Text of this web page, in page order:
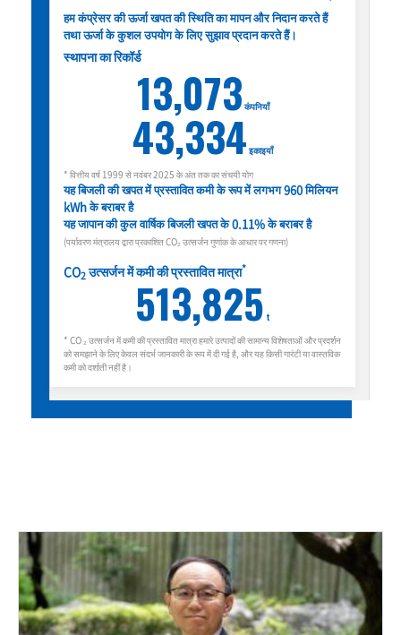
हम कंप्रेसर की ऊर्जा खपत की स्थिति का मापन और निदान करते हैं
तथा ऊर्जा के कुशल उपयोग के लिए सुझाव प्रदान करते हैं।
स्थापना का रिकॉर्ड
13,073 कंपनियाँ
43,334 इकाइयाँ
* वित्तीय वर्ष 1999 से नवंबर 2025 के अंत तक का संचयी योग
यह बिजली की खपत में प्रस्तावित कमी के रूप में लगभग 960 मिलियन
kWh के बराबर है
यह जापान की कुल वार्षिक बिजली खपत के 0.11% के बराबर है
(पर्यावरण मंत्रालय द्वारा प्रकाशित CO₂ उत्सर्जन गुणांक के आधार पर गणना)
CO2उत्सर्जन में कमी की प्रस्तावित मात्रा*
513,825 t
* CO ₂ उत्सर्जन में कमी की प्रस्तावित मात्रा हमारे उत्पादों की सामान्य विशेषताओं और प्रदर्शन
को समझाने के लिए केवल संदर्भ जानकारी के रूप में दी गई है, और यह किसी गारंटी या वास्तविक
कमी को दर्शाती नहीं है।